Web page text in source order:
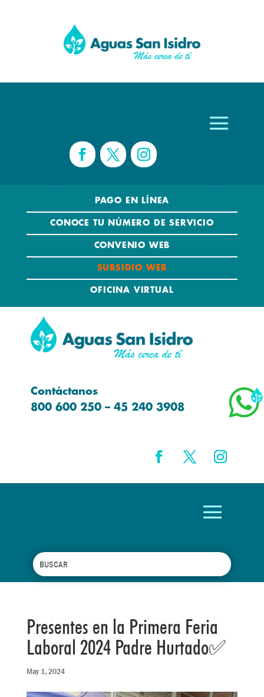
PAGO EN LÍNEA
CONOCE TU NÚMERO DE SERVICIO
CONVENIO WEB
SUBSIDIO WEB
OFICINA VIRTUAL
Contáctanos
800 600 250 – 45 240 3908
Presentes en la Primera Feria
Laboral 2024 Padre Hurtado✅
May 1, 2024